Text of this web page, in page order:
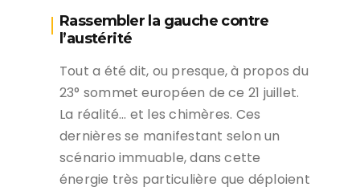
Rassembler la gauche contre
l’austérité
Tout a été dit, ou presque, à propos du
23° sommet européen de ce 21 juillet.
La réalité… et les chimères. Ces
dernières se manifestant selon un
scénario immuable, dans cette
énergie très particulière que déploient